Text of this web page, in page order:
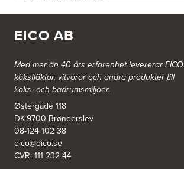
http://www.ballingslov.se
Ballingslöv Göteborg C
Mölndalsvägen 28
412 63 Göteborg
Tel.:0046-31757500
http://www.ballingslov.se
Ballingslöv Hässleholm
Nässelvägen 1
Stoby Måleri AB
EICO AB
Med mer än 40 års erfarenhet levererar EICO
köksfläktar, vitvaror och andra produkter till
köks- och badrumsmiljöer.
Østergade 118
DK-9700 Brønderslev
08-124 102 38
eico@eico.se
CVR: 111 232 44